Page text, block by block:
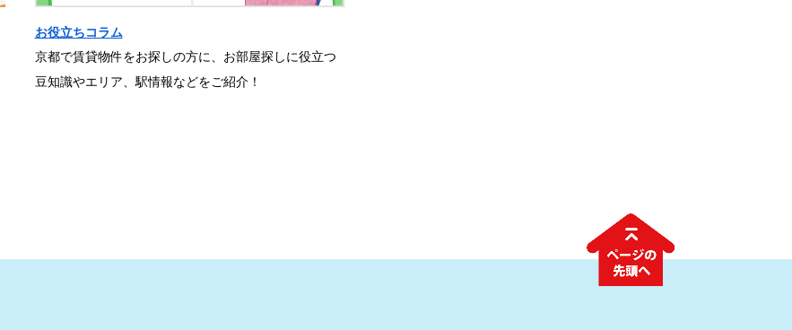
お役立ちコラム
京都で賃貸物件をお探しの方に、お部屋探しに役立つ
豆知識やエリア、駅情報などをご紹介！